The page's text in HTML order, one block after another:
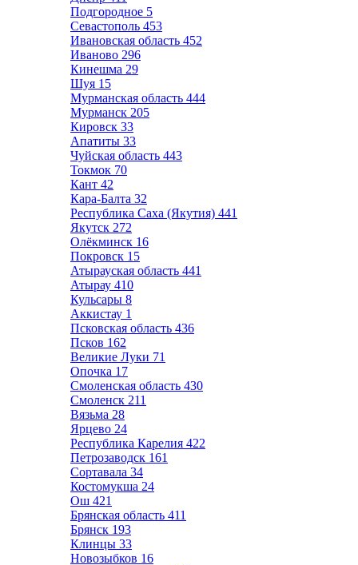
Подгородное 5
Севастополь 453
Ивановская область 452
Иваново 296
Кинешма 29
Шуя 15
Мурманская область 444
Мурманск 205
Кировск 33
Апатиты 33
Чуйская область 443
Токмок 70
Кант 42
Кара-Балта 32
Республика Саха (Якутия) 441
Якутск 272
Олёкминск 16
Покровск 15
Атырауская область 441
Атырау 410
Кульсары 8
Аккистау 1
Псковская область 436
Псков 162
Великие Луки 71
Опочка 17
Смоленская область 430
Смоленск 211
Вязьма 28
Ярцево 24
Республика Карелия 422
Петрозаводск 161
Сортавала 34
Костомукша 24
Ош 421
Брянская область 411
Брянск 193
Клинцы 33
Новозыбков 16